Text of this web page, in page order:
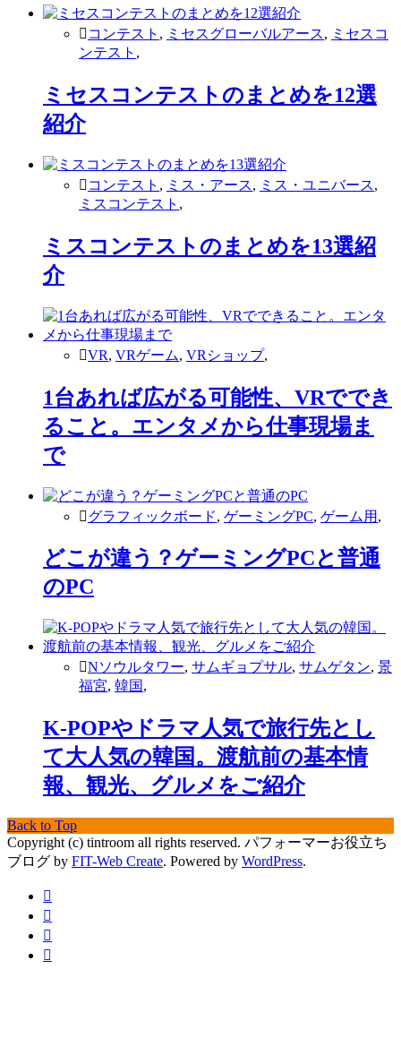
コンテスト , ミセスグローバルアース, ミセスコ
ンテスト ,
ミセスコンテストのまとめを12選
紹介
コンテスト , ミス・アース, ミス・ユニバース,
ミスコンテスト ,
ミスコンテストのまとめを13選紹
介
VR, VRゲーム, VRショップ,
1台あれば広がる可能性、VRででき
ること。エンタメから仕事現場ま
で
グラフィックボード, ゲーミングPC, ゲーム用 ,
どこが違う？ゲーミングPCと普通
のPC
Nソウルタワー, サムギョプサル, サムゲタン, 景
福宮, 韓国,
K-POPやドラマ人気で旅行先とし
て大人気の韓国。渡航前の基本情
報、観光、グルメをご紹介
Back to Top
Copyright (c) tintroom all rights reserved. パフォーマーお役立ち
ブログ by FIT-Web Create. Powered by WordPress.